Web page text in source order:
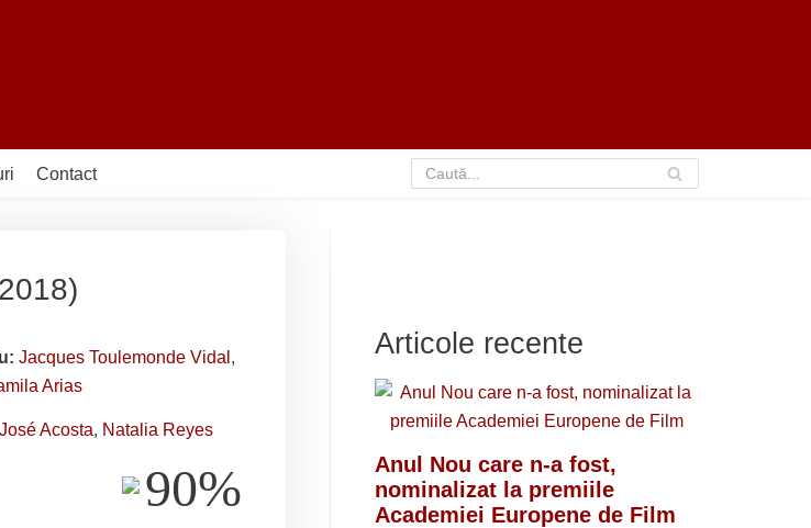
Contact
Jacques Toulemonde Vidal ,
Arias
José Acosta, Natalia Reyes
90%
Articole recente
Anul Nou care n-a fost,
nominalizat la premiile
Academiei Europene de Film